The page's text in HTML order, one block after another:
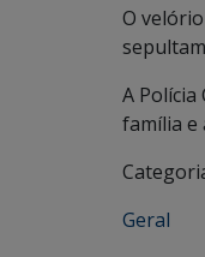
O
A
família e
Geral